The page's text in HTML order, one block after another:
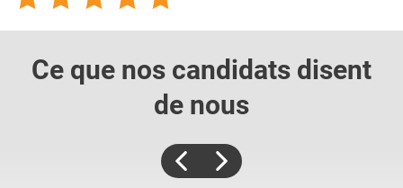
Ce que nos candidats disent
de nous